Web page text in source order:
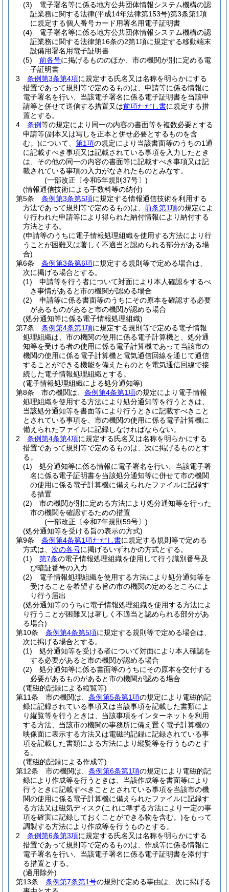
(3)
電子署名等に係る地方公共団体情報システム機構の認
証業務に関する法律(平成14年法律第153号)第3条第1項
に規定する個人番号カード用署名用電子証明書
(4)
電子署名等に係る地方公共団体情報システム機構の認
証業務に関する法律第16条の2第1項に規定する移動端末
設備用署名用電子証明書
(5)
前各号に掲げるもののほか、市の機関が別に定める電
子証明書
3
条例第3条第4項に規定する氏名又は名称を明らかにする
措置であって規則等で定めるものは、申請等に係る情報に
電子署名を行い、当該電子署名に係る電子証明書を当該申
請等と併せて送信する措置又は前項ただし書に規定する措
置とする。
4
条例等の規定により同一の内容の書面等を複数必要とする
申請等(副本又は写しを正本と併せ必要とするものを含
む。)について、 第1項の規定により当該書面等のうちの1通
に記載すべき事項又は記載されている事項を入力したとき
は、その他の同一の内容の書面等に記載すべき事項又は記
載されている事項の入力がなされたものとみなす。
(一部改正〔令和5年規則37号〕)
(情報通信技術による手数料等の納付)
第5条
条例第3条第5項に規定する情報通信技術を利用する
方法であって規則等で定めるものは、 前条第1項の規定によ
り行われた申請等により得られた納付情報により納付する
方法とする。
(申請等のうちに電子情報処理組織を使用する方法により行
うことが困難又は著しく不適当と認められる部分がある場
合)
第6条
条例第3条第6項に規定する規則等で定める場合は、
次に掲げる場合とする。
(1)
申請等を行う者について対面により本人確認をするべ
き事情があると市の機関が認める場合
(2)
申請等に係る書面等のうちにその原本を確認する必要
があるものがあると市の機関が認める場合
(処分通知等に係る電子情報処理組織)
第7条
条例第4条第1項に規定する規則等で定める電子情報
処理組織は、市の機関の使用に係る電子計算機と、処分通
知等を受ける者の使用に係る電子計算機であって当該市の
機関の使用に係る電子計算機と電気通信回線を通じて通信
することができる機能を備えたものとを電気通信回線で接
続した電子情報処理組織とする。
(電子情報処理組織による処分通知等)
第8条
市の機関は、 条例第4条第1項の規定により電子情報
処理組織を使用する方法により処分通知等を行うときは、
当該処分通知等を書面等により行うときに記載すべきこと
とされている事項を、市の機関の使用に係る電子計算機に
備えられたファイルに記録しなければならない。
2
条例第4条第4項に規定する氏名又は名称を明らかにする
措置であって規則等で定めるものは、次に掲げるものとす
る。
(1)
処分通知等に係る情報に電子署名を行い、当該電子署
名に係る電子証明書を当該処分通知等に併せて市の機関
の使用に係る電子計算機に備えられたファイルに記録す
る措置
(2)
市の機関が別に定める方法により処分通知等を行った
市の機関を確認するための措置
(一部改正〔令和7年規則59号〕)
(処分通知等を受ける旨の表示の方式)
第9条
条例第4条第1項ただし書に規定する規則等で定める
方式は、 次の各号に掲げるいずれかの方式とする。
(1)
第7条の電子情報処理組織を使用して行う識別番号及
び暗証番号の入力
(2)
電子情報処理組織を使用する方法により処分通知等を
受けることを希望する旨の市の機関の定めるところによ
り行う届出
(処分通知等のうちに電子情報処理組織を使用する方法によ
り行うことが困難又は著しく不適当と認められる部分があ
る場合)
第10条
条例第4条第5項に規定する規則等で定める場合は、
次に掲げる場合とする。
(1)
処分通知等を受ける者について対面により本人確認を
する必要があると市の機関が認める場合
(2)
処分通知等に係る書面等のうちにその原本を交付する
必要があるものがあると市の機関が認める場合
(電磁的記録による縦覧等)
第11条
市の機関は、 条例第5条第1項の規定により電磁的記
録に記録されている事項又は当該事項を記載した書類によ
り縦覧等を行うときは、当該事項をインターネットを利用
する方法、当該市の機関の事務所に備え置く電子計算機の
映像面に表示する方法又は電磁的記録に記録されている事
項を記載した書類による方法により縦覧等を行うものとす
る。
(電磁的記録による作成等)
第12条
市の機関は、 条例第6条第1項の規定により電磁的記
録により作成等を行うときは、当該作成等を書面等により
行うときに記載すべきこととされている事項を当該市の機
関の使用に係る電子計算機に備えられたファイルに記録す
る方法又は磁気ディスク(これに準ずる方法により一定の事
項を確実に記録しておくことができる物を含む。)をもって
調製する方法により作成等を行うものとする。
2
条例第6条第3項に規定する氏名又は名称を明らかにする
措置であって規則等で定めるものは、作成等に係る情報に
電子署名を行い、当該電子署名に係る電子証明書を添付す
る措置とする。
(適用除外)
第13条
条例第7条第1号の規則で定める事由は、次に掲げる